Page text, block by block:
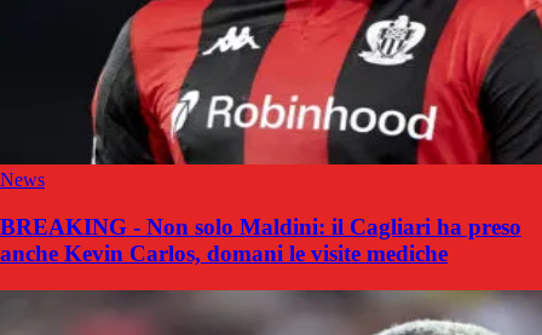
News
BREAKING - Non solo Maldini: il Cagliari ha preso
anche Kevin Carlos, domani le visite mediche